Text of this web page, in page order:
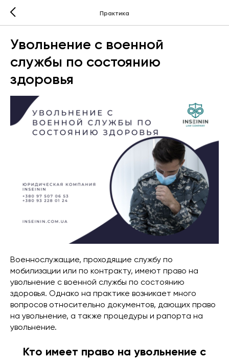
Практика
Увольнение с военной
службы по состоянию
здоровья
Военнослужащие, проходящие службу по
мобилизации или по контракту, имеют право на
увольнение с военной службы по состоянию
здоровья. Однако на практике возникает много
вопросов относительно документов, дающих право
на увольнение, а также процедуры и рапорта на
увольнение.
Кто имеет право на увольнение с